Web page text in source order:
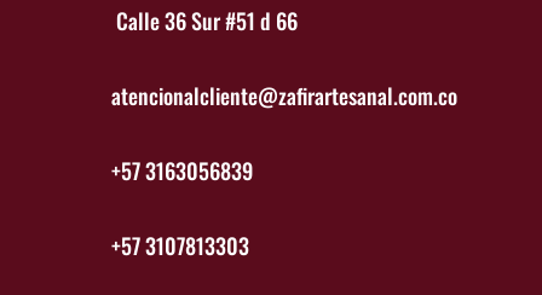
Calle 36 Sur #51 d 66
atencionalcliente@zafirartesanal.com.co
+57 3163056839
+57 3107813303